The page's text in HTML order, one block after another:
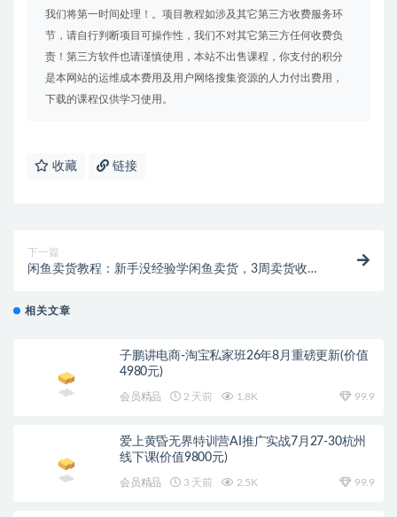
我们将第一时间处理！。项目教程如涉及其它第三方收费服务环
节，请自行判断项目可操作性，我们不对其它第三方任何收费负
责！第三方软件也请谨慎使用，本站不出售课程，你支付的积分
是本网站的运维成本费用及用户网络搜集资源的人力付出费用，
下载的课程仅供学习使用。
收藏 链接
下一篇
闲鱼卖货教程：新手没经验学闲鱼卖货，3周卖货收入2
相关文章
子鹏讲电商-淘宝私家班26年8月重磅更新(价值
4980元)
会员精品 2 天前 1.8K 99.9
爱上黄昏无界特训营AI推广实战7月27-30杭州
线下课(价值9800元)
会员精品 3 天前 2.5K 99.9